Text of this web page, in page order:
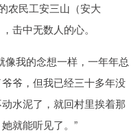
农民工安三山（安大
击中无数人的心。
像我的念想一样，一年年总
爷，但我已经三十多年没
水泥了，就回村里挨着那
就能听见了。”